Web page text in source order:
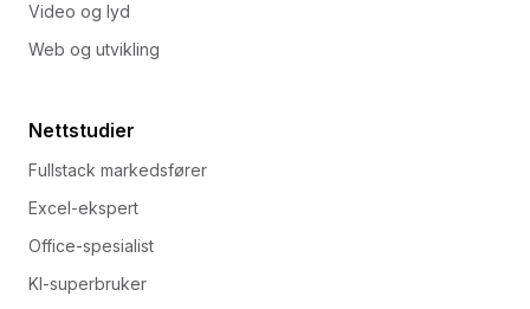
Video og lyd
Web og utvikling
Nettstudier
Fullstack markedsfører
Excel-ekspert
Office-spesialist
KI-superbruker